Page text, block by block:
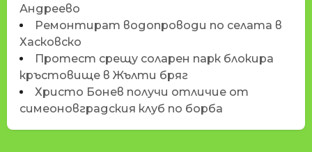
Андреево
Ремонтират водопроводи по селата в
Хасковско
Протест срещу соларен парк блокира
кръстовище в Жълти бряг
Христо Бонев получи отличие от
симеоновградския клуб по борба